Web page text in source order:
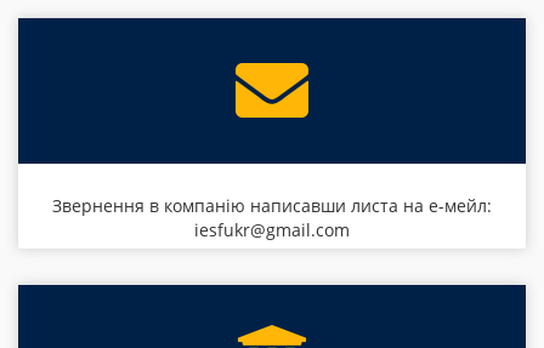
Звернення в компанію написавши листа на е-мейл:
iesfukr@gmail.com